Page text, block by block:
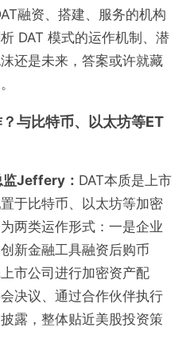
融资、搭建、服务的机构
DAT 模式的运作机制、潜
还是未来，答案或许就藏
与比特币、以太坊等ET
Jeffery： DAT本质是上市
于比特币、以太坊等加密
两类运作形式：一是企业
新金融工具融资后购币
市公司进行加密资产配
决议、通过合作伙伴执行
露，整体贴近美股投资策